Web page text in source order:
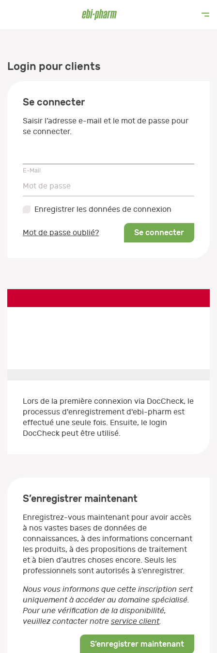
Login pour clients
Se connecter
Saisir l’adresse e-mail et le mot de passe pour
se connecter.
E-Mail
Mot de passe
Mot de passe
Enregistrer les données de connexion
Mot de passe oublié? Se connecter
Lors de la première connexion via DocCheck, le
processus d'enregistrement d'ebi-pharm est
effectué une seule fois. Ensuite, le login
DocCheck peut être utilisé.
S’enregistrer maintenant
Enregistrez-vous maintenant pour avoir accès
à nos vastes bases de données de
connaissances, à des informations concernant
les produits, à des propositions de traitement
et à bien d’autres choses encore. Seuls les
professionnels sont autorisés à s’enregistrer.
Nous vous informons que cette inscription sert
uniquement à accéder au domaine spécialisé.
Pour une vérification de la disponibilité,
veuillez contacter notre service client.
S’enregistrer maintenant